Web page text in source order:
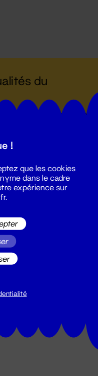
du
!
que les cookies
dans le cadre
expérience sur